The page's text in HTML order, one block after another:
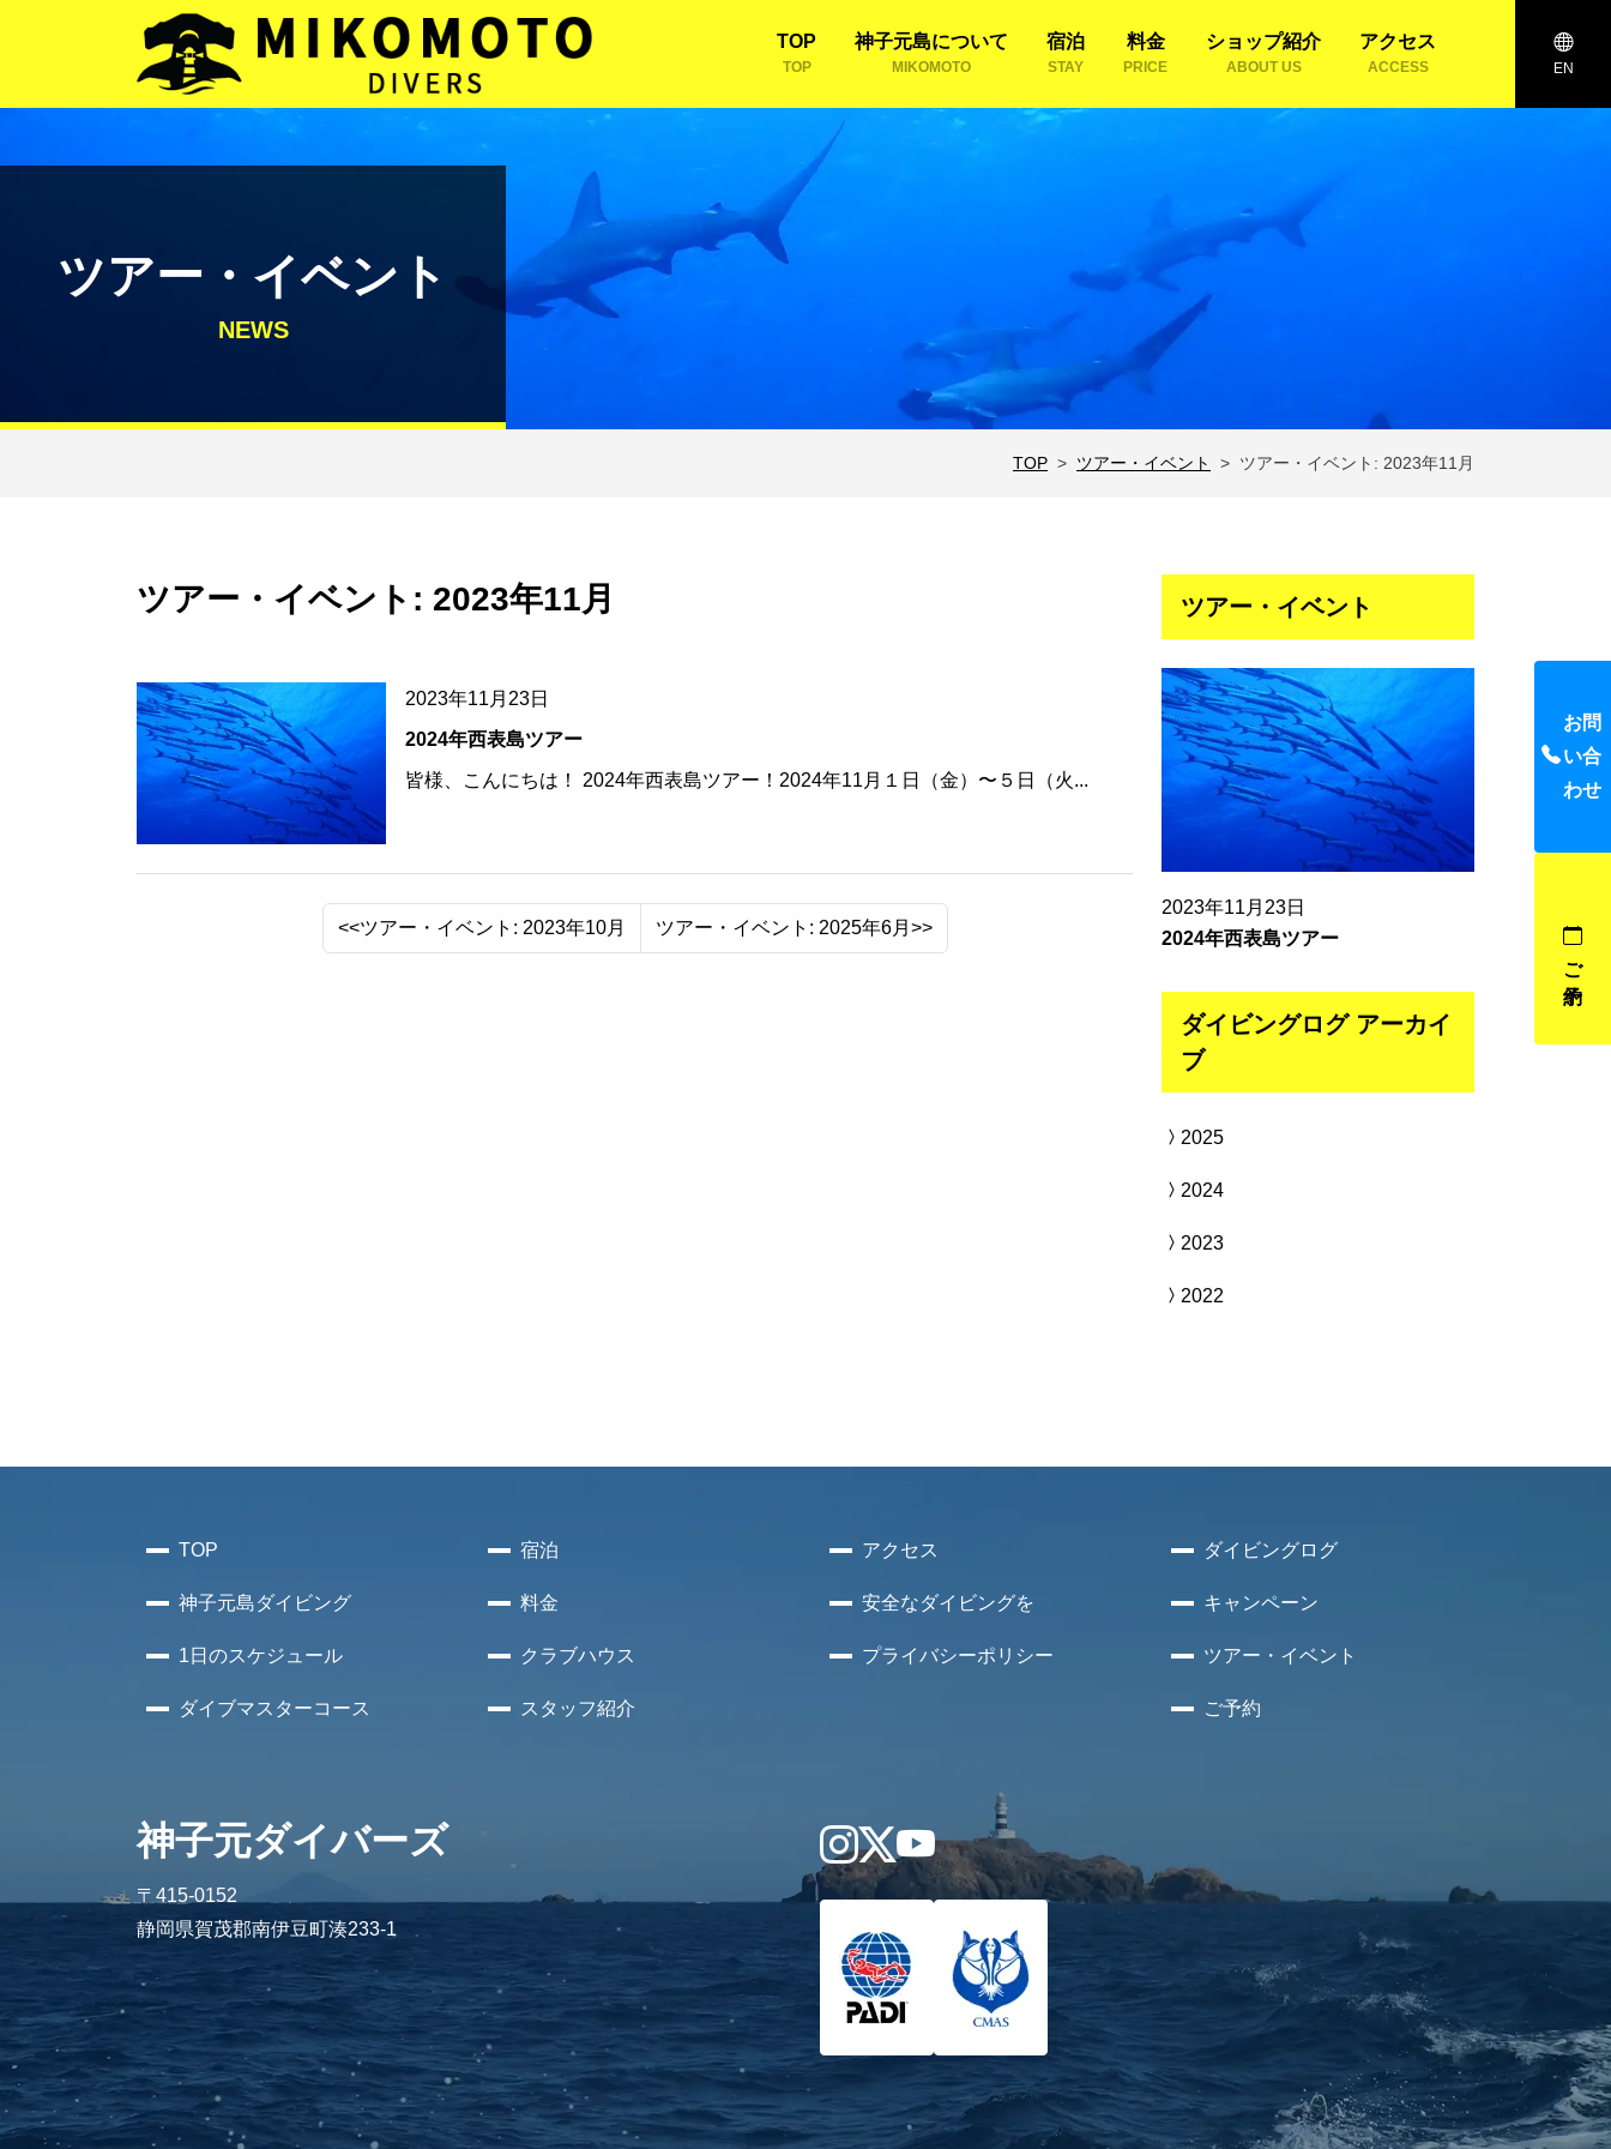
メインナビゲーション EN
TOP
TOP
神子元島について
MIKOMOTO
宿泊
STAY
料金
PRICE
ショップ紹介
ABOUT US
アクセス
ACCESS
ツアー・イベント
NEWS
TOP ツアー・イベント ツアー・イベント: 2023年11月
ツアー・イベント: 2023年11月
2023年11月23日
2024年西表島ツアー
皆様、こんにちは！ 2024年西表島ツアー！2024年11月１日（金）〜５日（火...
<<ツアー・イベント: 2023年10月 ツアー・イベント: 2025年6月>>
ツアー・イベント
2023年11月23日
2024年西表島ツアー
ダイビングログ アーカイ
ブ
2025
2024
2023
2022
お問
い合
わせ
ご予約
TOP
神子元島ダイビング
1日のスケジュール
ダイブマスターコース
宿泊
料金
クラブハウス
スタッフ紹介
アクセス
安全なダイビングを
プライバシーポリシー
ダイビングログ
キャンペーン
ツアー・イベント
ご予約
神子元ダイバーズ
〒415-0152
静岡県賀茂郡南伊豆町湊233-1
Instagram
X YouTube